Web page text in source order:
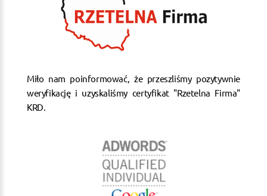
Miło nam poinformować, że przeszliśmy pozytywnie
weryfikację i uzyskaliśmy certyfikat "Rzetelna Firma"
KRD.